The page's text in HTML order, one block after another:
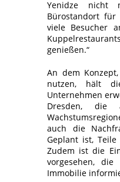
Yenidze nicht
Bürostandort für
viele Besucher
genießen.“
An dem
nutzen, hält
Unternehmen
Dresden, die
auch die
Geplant ist,
Zudem ist die
vorgesehen,
Immobilie